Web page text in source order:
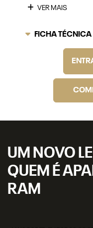
VER MAIS
FICHA TÉCNICA
UM NOVO
QUEM É
RAM